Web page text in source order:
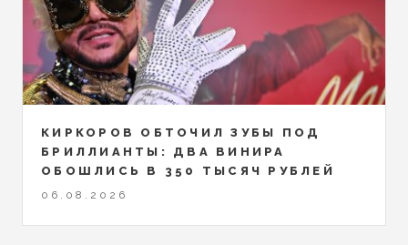
КИРКОРОВ ОБТОЧИЛ ЗУБЫ ПОД
БРИЛЛИАНТЫ: ДВА ВИНИРА
ОБОШЛИСЬ В 350 ТЫСЯЧ РУБЛЕЙ
06.08.2026